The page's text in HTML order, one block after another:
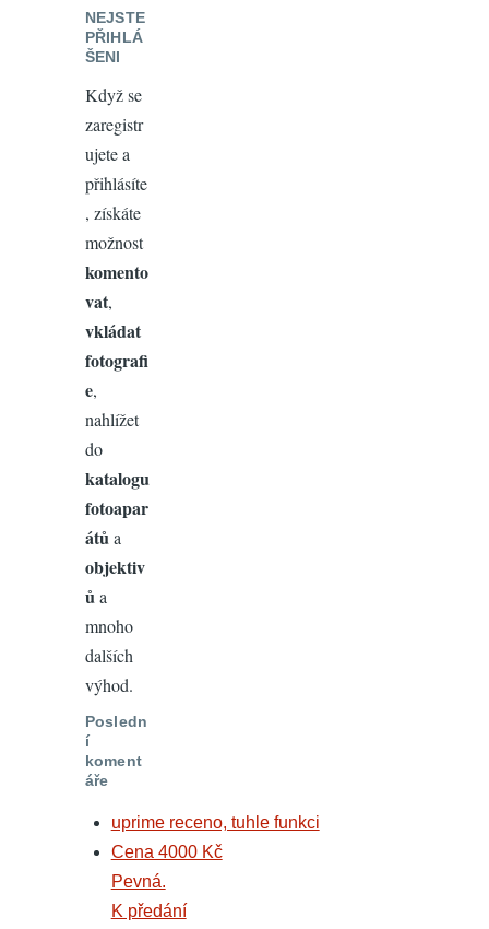
NEJSTE
PŘIHLÁ
ŠENI
Když se
zaregistr
ujete a
přihlásíte
, získáte
možnost
komento
vat,
vkládat
fotografi
e,
nahlížet
do
katalogu
fotoapar
átů a
objektiv
ů a
mnoho
dalších
výhod.
Posledn
í
koment
áře
uprime receno, tuhle funkci
Cena 4000 Kč
Pevná.
K předání